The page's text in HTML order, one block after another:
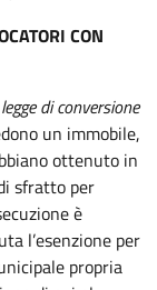
CON
di conversione
un immobile,
ottenuto in
sfratto per
è
l’esenzione per
propria